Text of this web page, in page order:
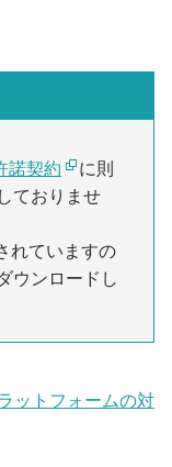
諾契約
に則
ておりませ
れていますの
ウンロードし
ットフォームの対